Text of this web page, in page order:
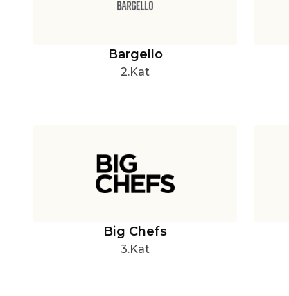
Bargello
2.Kat
Big Chefs
3.Kat